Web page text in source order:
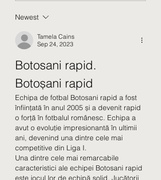
Newest
Tamela Cains
Sep 24, 2023
Botosani rapid.
Botoșani rapid
Echipa de fotbal Botosani rapid a fost
înființată în anul 2005 și a devenit rapid
o forță în fotbalul românesc. Echipa a
avut o evoluție impresionantă în ultimii
ani, devenind una dintre cele mai
competitive din Liga I.
Una dintre cele mai remarcabile
caracteristici ale echipei Botosani rapid
este jocul lor de echipă solid. Jucătorii